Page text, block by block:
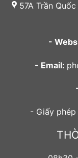
57A Trần Quốc
-
- Email:
- Giấy phép